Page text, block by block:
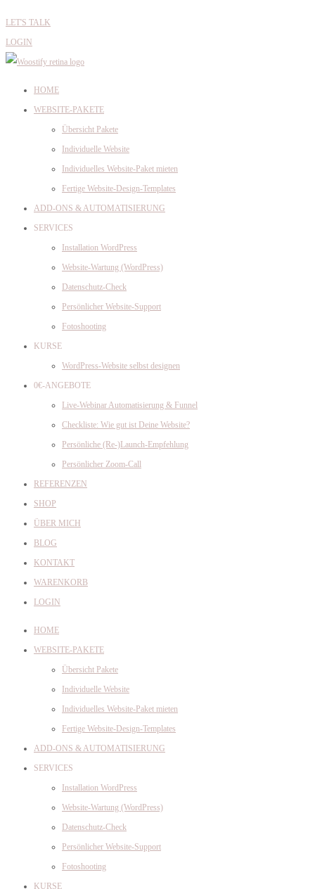
LET'S TALK
LOGIN
HOME
WEBSITE-PAKETE
Übersicht Pakete
Individuelle Website
Individuelles Website-Paket mieten
Fertige Website-Design-Templates
ADD-ONS & AUTOMATISIERUNG
SERVICES
Installation WordPress
Website-Wartung (WordPress)
Datenschutz-Check
Persönlicher Website-Support
Fotoshooting
KURSE
WordPress-Website selbst designen
0€-ANGEBOTE
Live-Webinar Automatisierung & Funnel
Checkliste: Wie gut ist Deine Website?
Persönliche (Re-)Launch-Empfehlung
Persönlicher Zoom-Call
REFERENZEN
SHOP
ÜBER MICH
BLOG
KONTAKT
WARENKORB
LOGIN
HOME
WEBSITE-PAKETE
Übersicht Pakete
Individuelle Website
Individuelles Website-Paket mieten
Fertige Website-Design-Templates
ADD-ONS & AUTOMATISIERUNG
SERVICES
Installation WordPress
Website-Wartung (WordPress)
Datenschutz-Check
Persönlicher Website-Support
Fotoshooting
KURSE